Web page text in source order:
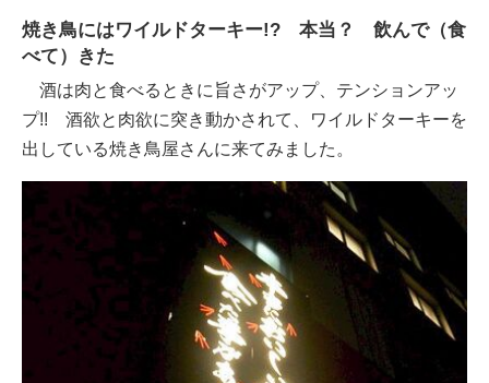
焼き鳥にはワイルドターキー!? 本当？ 飲んで（食
べて）きた
酒は肉と食べるときに旨さがアップ、テンションアッ
プ!! 酒欲と肉欲に突き動かされて、ワイルドターキーを
出している焼き鳥屋さんに来てみました。